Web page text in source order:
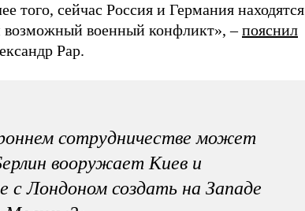
того, сейчас Россия и Германия находятся
возможный военный конфликт», –пояснил
Рар.
сотрудничестве может
вооружает Киев и
с Лондоном создать на Западе